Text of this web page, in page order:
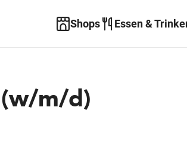
Shops Essen &
m/d)